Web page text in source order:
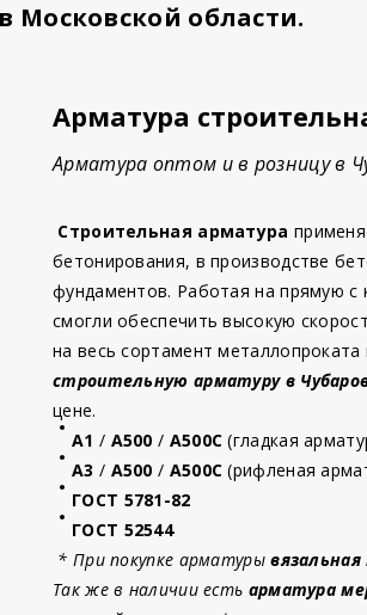
Московской области.
Арматура
Арматура оптом и в розницу в
Строительная арматура
бетонирования, в производстве
фундаментов. Работая на прямую
смогли обеспечить высокую
на весь сортамент
строительную арматуру в
цене.
А1 / А500 / А500С (гладкая
А3 / А500 / А500С (рифленая
ГОСТ 5781-82
ГОСТ 52544
* При покупке арматурывязальная
Так же в наличии есть арматура